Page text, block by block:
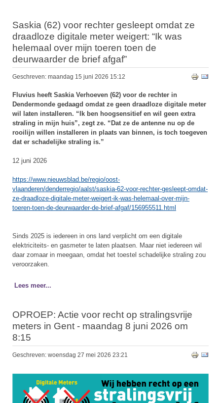
Saskia (62) voor rechter gesleept omdat ze
draadloze digitale meter weigert: “Ik was
helemaal over mijn toeren toen de
deurwaarder de brief afgaf”
Geschreven: maandag 15 juni 2026 15:12
Fluvius heeft Saskia Verhoeven (62) voor de rechter in
Dendermonde gedaagd omdat ze geen draadloze digitale meter
wil laten installeren. “Ik ben hoogsensitief en wil geen extra
straling in mijn huis”, zegt ze. “Dat ze de antenne nu op de
rooilijn willen installeren in plaats van binnen, is toch toegeven
dat er schadelijke straling is.”
12 juni 2026
https://www.nieuwsblad.be/regio/oost-
vlaanderen/denderregio/aalst/saskia-62-voor-rechter-gesleept-omdat-
ze-draadloze-digitale-meter-weigert-ik-was-helemaal-over-mijn-
toeren-toen-de-deurwaarder-de-brief-afgaf/156955511.html
Sinds 2025 is iedereen in ons land verplicht om een digitale
elektriciteits- en gasmeter te laten plaatsen. Maar niet iedereen wil
daar zomaar in meegaan, omdat het toestel schadelijke straling zou
veroorzaken.
Lees meer...
OPROEP: Actie voor recht op stralingsvrije
meters in Gent - maandag 8 juni 2026 om
8:15
Geschreven: woensdag 27 mei 2026 23:21